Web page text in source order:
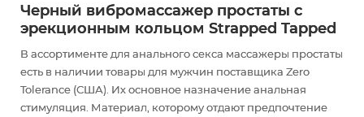
Черный вибромассажер простаты с
эрекционным кольцом Strapped Tapped
В ассортименте для анального секса массажеры простаты
есть в наличии товары для мужчин поставщика Zero
Tolerance (США). Их основное назначение анальная
стимуляция . Материал, которому отдают предпочтение